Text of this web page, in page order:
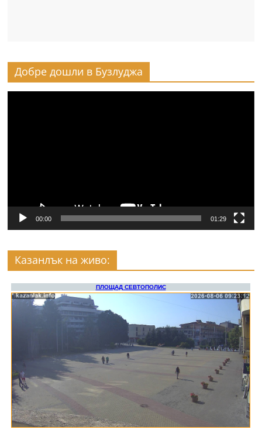
Добре дошли в Бузлуджа
00:00 01:29
Казанлък на живо: